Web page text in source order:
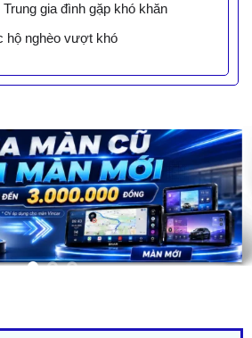
gia đình gặp khó khăn
hộ nghèo vượt khó